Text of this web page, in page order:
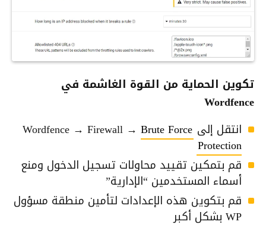
تكوين الحماية من القوة الغاشمة في
Wordfence
انتقل إلى Wordfence → Firewall → Brute Force
Protection
قم بتمكين تقييد محاولات تسجيل الدخول ومنع
أسماء المستخدمين “الإدارية”
قم بتكوين هذه الإعدادات لتأمين منطقة مسؤول
WP بشكل أكبر